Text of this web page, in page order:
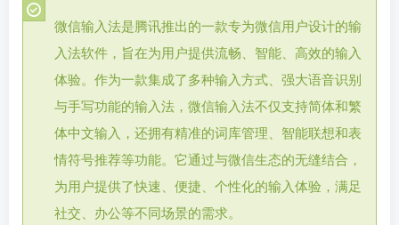
微信输入法是腾讯推出的一款专为微信用户设计的输
入法软件，旨在为用户提供流畅、智能、高效的输入
体验。作为一款集成了多种输入方式、强大语音识别
与手写功能的输入法，微信输入法不仅支持简体和繁
体中文输入，还拥有精准的词库管理、智能联想和表
情符号推荐等功能。它通过与微信生态的无缝结合，
为用户提供了快速、便捷、个性化的输入体验，满足
社交、办公等不同场景的需求。